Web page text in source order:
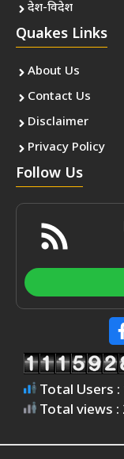
देश-विदेश
Quakes Links
About Us
Contact Us
Disclaimer
Privacy Policy
Follow Us
Total Users :
Total views :